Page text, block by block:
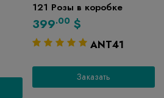
121 Розы в коробке
399.00 $
ANT41
Заказать